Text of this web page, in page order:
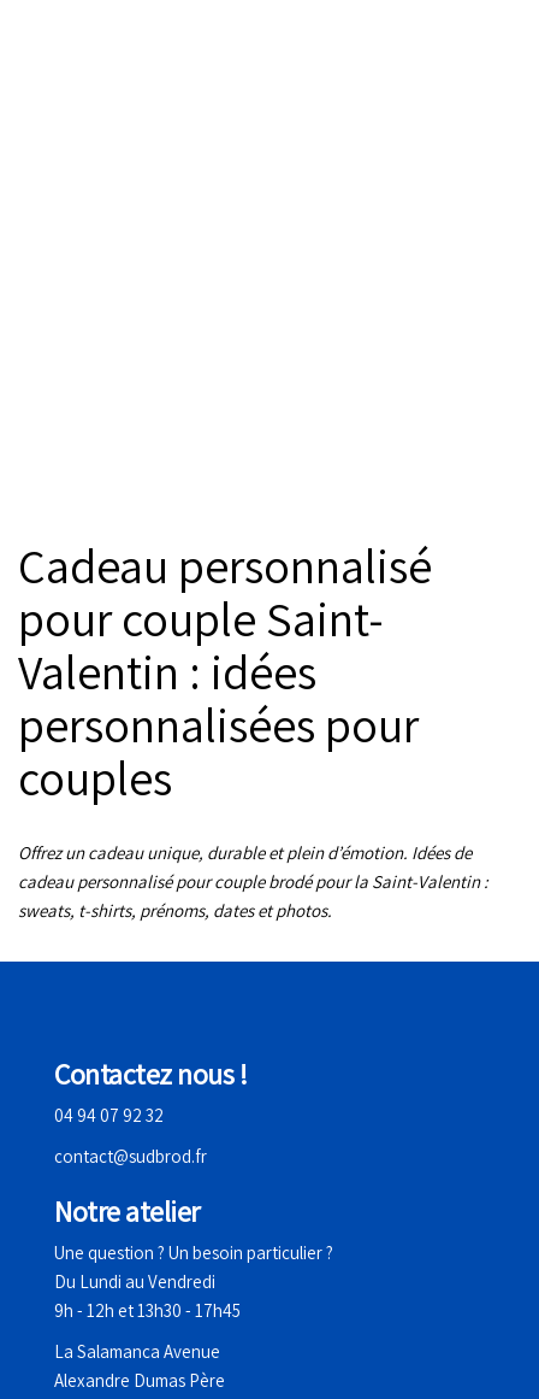
Cadeau personnalisé
pour couple Saint-
Valentin : idées
personnalisées pour
couples
Offrez un cadeau unique, durable et plein d’émotion. Idées de
cadeau personnalisé pour couple brodé pour la Saint-Valentin :
sweats, t-shirts, prénoms, dates et photos.
Contactez nous !
04 94 07 92 32
contact@sudbrod.fr
Notre atelier
Une question ? Un besoin particulier ?
Du Lundi au Vendredi
9h - 12h et 13h30 - 17h45
La Salamanca Avenue
Alexandre Dumas Père